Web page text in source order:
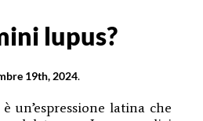
lupus?
19th, 2024.
un’espressione latina che